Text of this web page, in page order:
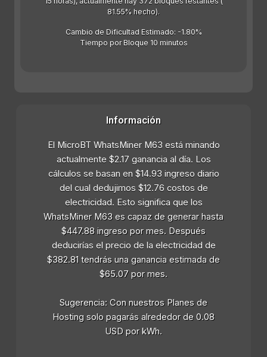
81.55% hecho).
Cambio de Dificultad Estimado: -1.80%
Tiempo por Bloque 10 minutos
Información
El MicroBT WhatsMiner M63 está minando
actualmente $2.17 ganancia al día. Los
cálculos se basan en $14.93 ingreso diario
del cual dedujimos $12.76 costos de
electricidad. Esto significa que los
WhatsMiner M63 es capaz de generar hasta
$447.88 ingreso por mes. Después
deducirías el precio de la electricidad de
$382.81 tendrás una ganancia estimada de
$65.07 por mes.
Sugerencia: Con nuestros Planes de
Hosting solo pagarás alrededor de 0.08
USD por kWh.